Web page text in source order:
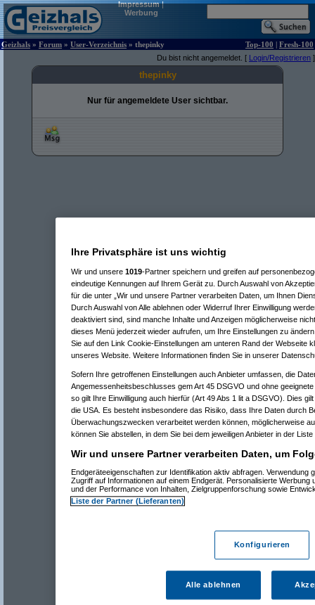
Impressum|
Werbung
Geizhals » Forum » User-Verzeichnis » thepinky Top-100 | Fresh-100
Du bist nicht angemeldet. [ Login/Registrieren ]
thepinky
Nur für angemeldete User sichtbar.
Ihre Privatsphäre ist uns wichtig
Wir und unsere 1019-Partner speichern und greifen auf
eindeutige Kennungen auf Ihrem Gerät zu. Durch Auswahl von
für die unter „Wir und unsere Partner verarbeiten Daten, um Ihnen
Durch Auswahl von Alle ablehnen oder Widerruf Ihrer Einwilligung
deaktiviert sind, sind manche Inhalte und Anzeigen möglicherweise
dieses Menü jederzeit wieder aufrufen, um Ihre Einstellungen zu
Sie auf den Link Cookie-Einstellungen am unteren Rand der Webseite
unseres Website. Weitere Informationen finden Sie in unserer
Sofern Ihre getroffenen Einstellungen auch Anbieter umfassen, die
Angemessenheitsbeschlusses gem Art 45 DSGVO und ohne
so gilt Ihre Einwilligung auch hierfür (Art 49 Abs 1 lit a DSGVO). Dies
die USA. Es besteht insbesondere das Risiko, dass Ihre Daten durch
Überwachungszwecken verarbeitet werden können, möglicherweise
können Sie abstellen, in dem Sie bei dem jeweiligen Anbieter in der
Wir und unsere Partner verarbeiten Daten, um
Endgeräteeigenschaften zur Identifikation aktiv abfragen. Verwendung
Zugriff auf Informationen auf einem Endgerät. Personalisierte Werbung
und der Performance von Inhalten, Zielgruppenforschung sowie
Liste der Partner (Lieferanten)
Konfigurieren
Alle ablehnen